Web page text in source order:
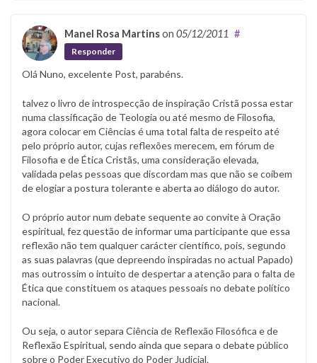
Manel Rosa Martinson 05/12/2011 #
Responder
Olá Nuno, excelente Post, parabéns.
talvez o livro de introspecção de inspiração Cristã possa estar
numa classificação de Teologia ou até mesmo de Filosofia,
agora colocar em Ciências é uma total falta de respeito até
pelo próprio autor, cujas reflexões merecem, em fórum de
Filosofia e de Ética Cristãs, uma consideração elevada,
validada pelas pessoas que discordam mas que não se coíbem
de elogiar a postura tolerante e aberta ao diálogo do autor.
O próprio autor num debate sequente ao convite à Oração
espiritual, fez questão de informar uma participante que essa
reflexão não tem qualquer carácter científico, pois, segundo
as suas palavras (que depreendo inspiradas no actual Papado)
mas outrossim o intuito de despertar a atenção para o falta de
Ética que constituem os ataques pessoais no debate político
nacional.
Ou seja, o autor separa Ciência de Reflexão Filosófica e de
Reflexão Espiritual, sendo ainda que separa o debate público
sobre o Poder Executivo do Poder Judicial.